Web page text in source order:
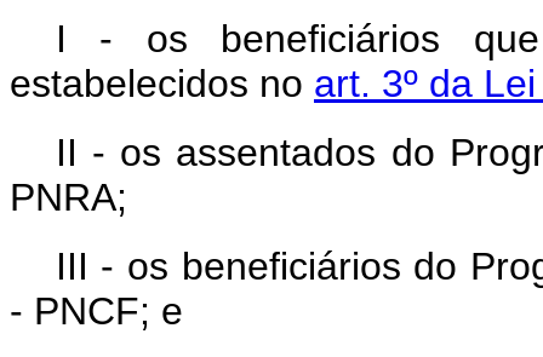
I - os beneficiários
estabelecidos no art. 3º da
II - os assentados do
PNRA;
III - os beneficiários do
- PNCF; e